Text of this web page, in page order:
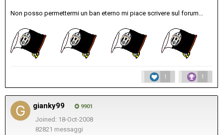
Non posso permettermi un ban eterno mi piace scrivere sul forum...
1 1
gianky99 9901
Joined: 18-Oct-2008
82821 messaggi